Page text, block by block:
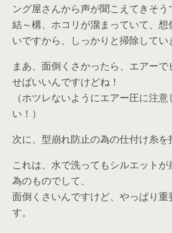
ング屋さんから声が聞こえてきそう
結～構、ホコリが溜まっていて、
いですから、しっかりと掃除してい
まあ、面倒くさかったら、エアー
せばいいんですけどね！
（ホツレないようにエアー圧に注
い！）
次に、型崩れ防止の為の仕付け糸を
これは、水で洗ってもシルエット
為のものでして、
面倒くさいんですけど、やっぱり重
す。